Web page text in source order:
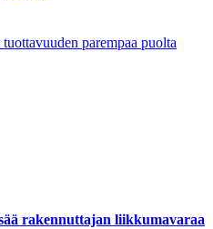
parempaa puolta
rakennuttajan liikkumavaraa